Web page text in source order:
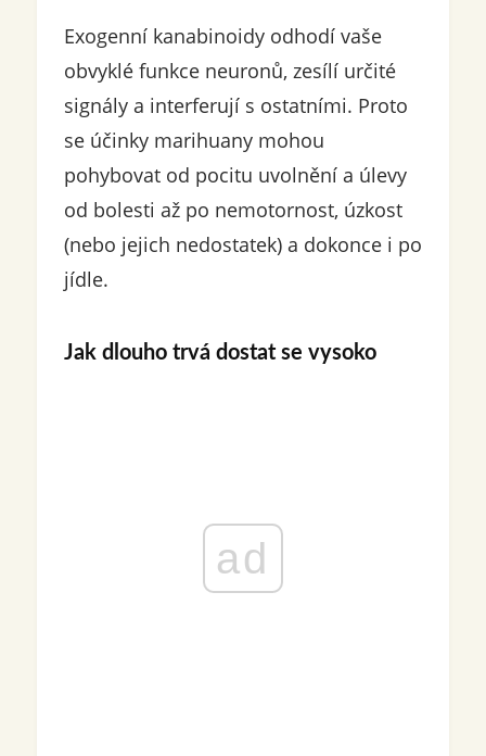
Exogenní kanabinoidy odhodí vaše
obvyklé funkce neuronů, zesílí určité
signály a interferují s ostatními. Proto
se účinky marihuany mohou
pohybovat od pocitu uvolnění a úlevy
od bolesti až po nemotornost, úzkost
(nebo jejich nedostatek) a dokonce i po
jídle.
Jak dlouho trvá dostat se vysoko
ad